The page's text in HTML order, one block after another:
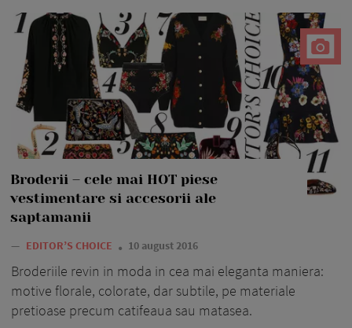
Broderii – cele mai HOT piese
vestimentare si accesorii ale
saptamanii
— EDITOR’S CHOICE 10 august 2016
Broderiile revin in moda in cea mai eleganta maniera:
motive florale, colorate, dar subtile, pe materiale
pretioase precum catifeaua sau matasea.